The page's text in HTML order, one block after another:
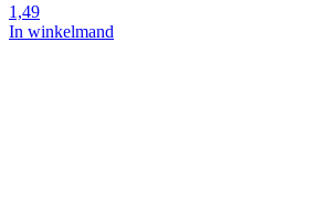
1,49
In winkelmand